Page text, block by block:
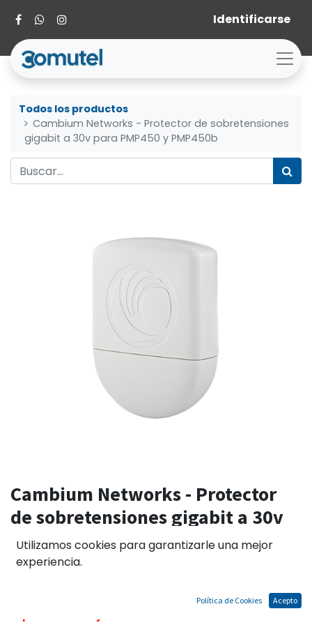
Identificarse
Todos los productos
Cambium Networks - Protector de sobretensiones
gigabit a 30v para PMP450 y PMP450b
Cambium Networks - Protector
de sobretensiones gigabit a 30v
para PMP450 y PMP450b
Una unidad por cada radio.
Utilizamos cookies para garantizarle una mejor
experiencia.
Política de Cookies Acepto